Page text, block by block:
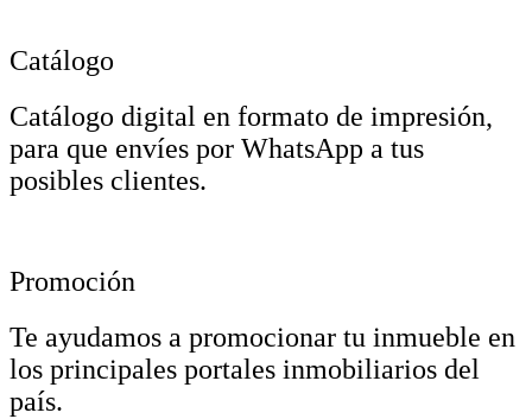
Catálogo
Catálogo digital en formato de impresión,
para que envíes por WhatsApp a tus
posibles clientes.
Promoción
Te ayudamos a promocionar tu inmueble en
los principales portales inmobiliarios del
país.